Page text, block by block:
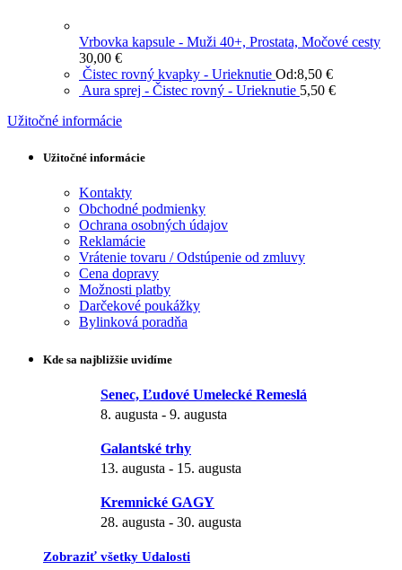
Vrbovka kapsule - Muži 40+, Prostata, Močové cesty
30,00 €
Čistec rovný kvapky - Urieknutie Od:8,50 €
Aura sprej - Čistec rovný - Urieknutie 5,50 €
Užitočné informácie
Užitočné informácie
Kontakty
Obchodné podmienky
Ochrana osobných údajov
Reklamácie
Vrátenie tovaru / Odstúpenie od zmluvy
Cena dopravy
Možnosti platby
Darčekové poukážky
Bylinková poradňa
Kde sa najbližšie uvidíme
Senec, Ľudové Umelecké Remeslá
8. augusta - 9. augusta
Galantské trhy
13. augusta - 15. augusta
Kremnické GAGY
28. augusta - 30. augusta
Zobraziť všetky Udalosti